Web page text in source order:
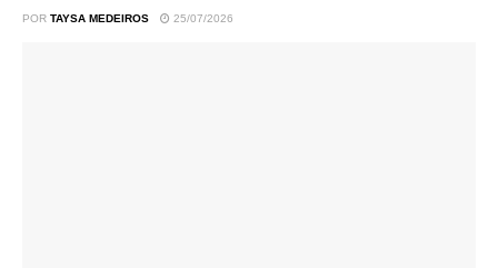
POR TAYSA MEDEIROS 25/07/2026